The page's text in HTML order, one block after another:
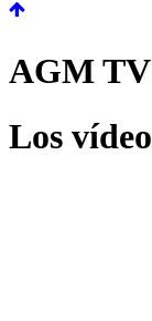
AGM TV
Los